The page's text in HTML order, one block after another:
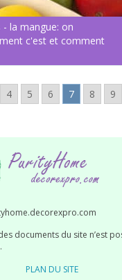
la mangue: on
c'est et comment
4 5 6 7 8 9
documents du site n’est
PLAN DU SITE